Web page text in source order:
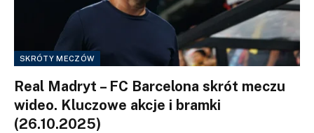
SKRÓTY MECZÓW
Real Madryt – FC Barcelona skrót meczu
wideo. Kluczowe akcje i bramki
(26.10.2025)